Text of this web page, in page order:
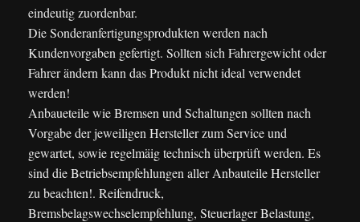
eindeutig zuordenbar.
Die Sonderanfertigungsprodukten werden nach
Kundenvorgaben gefertigt. Sollten sich Fahrergewicht oder
Fahrer ändern kann das Produkt nicht ideal verwendet
werden!
Anbaueteile wie Bremsen und Schaltungen sollten nach
Vorgabe der jeweiligen Hersteller zum Service und
gewartet, sowie regelmäig technisch überprüft werden. Es
sind die Betriebsempfehlungen aller Anbauteile Hersteller
zu beachten!. Reifendruck,
Bremsbelagswechselempfehlung, Steuerlager Belastung,